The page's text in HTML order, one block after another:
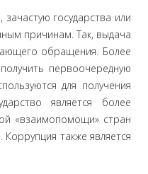
государства или
причинам. Так, выдача
обращения. Более
первоочередную
для получения
является более
«взаимопомощи» стран
также является